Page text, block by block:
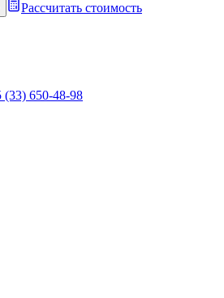
Рассчитать стоимость
(33) 650-48-98